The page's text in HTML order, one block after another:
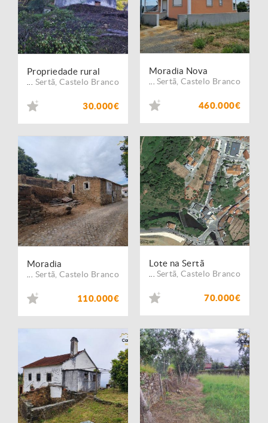
Propriedade rural
Sertã ,Castelo Branco
30.000€
Moradia Nova
Sertã ,Castelo Branco
460.000€
Moradia
Sertã ,Castelo Branco
110.000€
Lote na Sertã
Sertã ,Castelo Branco
70.000€